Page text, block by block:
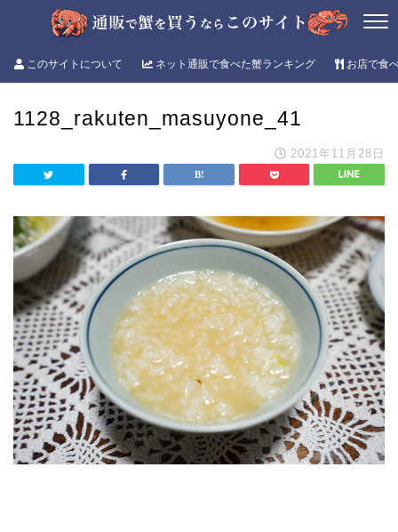
このサイトについて ネット通販で食べた蟹ランキング お店で食
1128_rakuten_masuyone_41
2021年11月28日